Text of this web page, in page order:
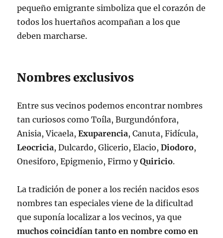
pequeño emigrante simboliza que el corazón de
todos los huertaños acompañan a los que
deben marcharse.
Nombres exclusivos
Entre sus vecinos podemos encontrar nombres
tan curiosos como Toíla, Burgundónfora,
Anisia, Vicaela,Exuparencia, Canuta, Fidícula,
Leocricia, Dulcardo, Glicerio, Elacio,Diodoro,
Onesiforo, Epigmenio, Firmo yQuiricio.
La tradición de poner a los recién nacidos esos
nombres tan especiales viene de la dificultad
que suponía localizar a los vecinos, ya que
muchos coincidían tanto en nombre como en